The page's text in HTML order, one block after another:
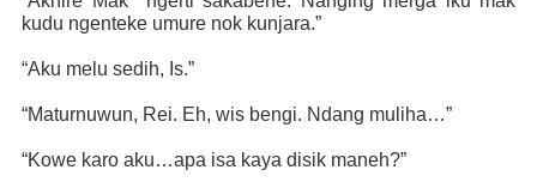
kudu ngenteke umure nok kunjara.”
“Aku melu sedih, Is.”
“Maturnuwun, Rei. Eh, wis bengi. Ndang muliha…”
“Kowe karo aku…apa isa kaya disik maneh?”